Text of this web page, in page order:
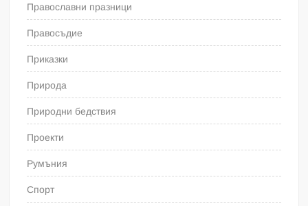
Православни празници
Правосъдие
Приказки
Природа
Природни бедствия
Проекти
Румъния
Спорт